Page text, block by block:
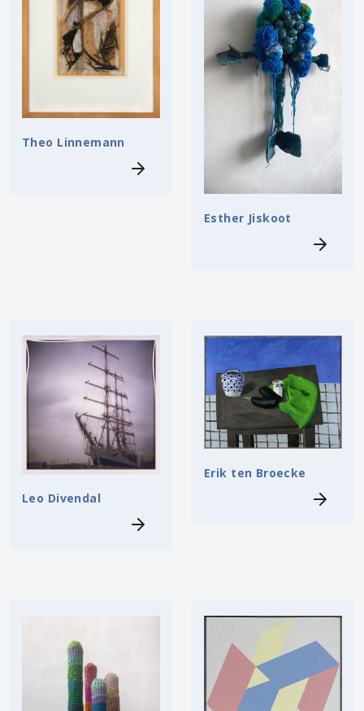
Theo Linnemann
Esther Jiskoot
Leo Divendal
Erik ten Broecke